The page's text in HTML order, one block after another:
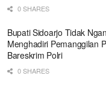
0 SHARES
Bupati Sidoarjo Tidak
Menghadiri Pemanggilan
Bareskrim Polri
0 SHARES